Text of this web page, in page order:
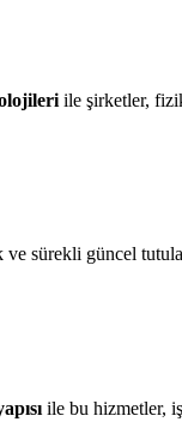
ile şirketler,
ve sürekli güncel
ile bu hizmetler,